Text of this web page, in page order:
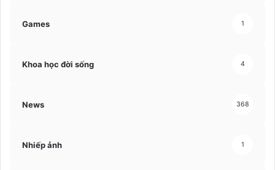
Games 1
Khoa học đời sống 4
News 368
Nhiếp ảnh 1